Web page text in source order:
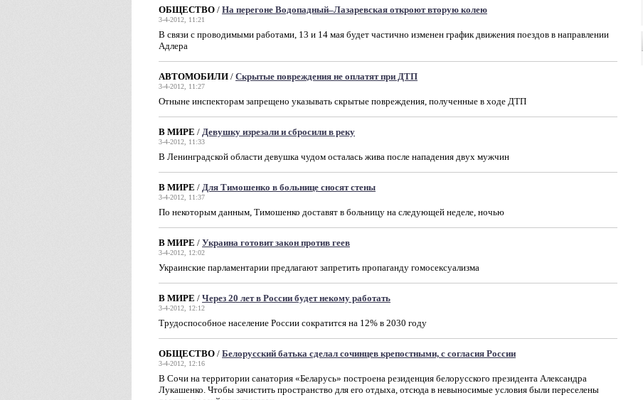
ОБЩЕСТВО / На перегоне Водопадный–Лазаревская откроют вторую колею
3-4-2012, 11:21
В связи с проводимыми работами, 13 и 14 мая будет частично изменен график движения поездов в направлении
Адлера
АВТОМОБИЛИ / Скрытые повреждения не оплатят при ДТП
3-4-2012, 11:27
Отныне инспекторам запрещено указывать скрытые повреждения, полученные в ходе ДТП
В МИРЕ / Девушку изрезали и сбросили в реку
3-4-2012, 11:33
В Ленинградской области девушка чудом осталась жива после нападения двух мужчин
В МИРЕ / Для Тимошенко в больнице сносят стены
3-4-2012, 11:37
По некоторым данным, Тимошенко доставят в больницу на следующей неделе, ночью
В МИРЕ / Украина готовит закон против геев
3-4-2012, 12:02
Украинские парламентарии предлагают запретить пропаганду гомосексуализма
В МИРЕ / Через 20 лет в России будет некому работать
3-4-2012, 12:12
Трудоспособное население России сократится на 12% в 2030 году
ОБЩЕСТВО / Белорусский батька сделал сочинцев крепостными, с согласия России
3-4-2012, 12:16
В Сочи на территории санатория «Беларусь» построена резиденция белорусского президента Александра
Лукашенко. Чтобы зачистить пространство для его отдыха, отсюда в невыносимые условия были переселены